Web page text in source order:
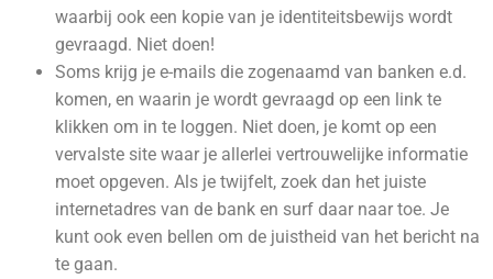
waarbij ook een kopie van je identiteitsbewijs wordt
gevraagd. Niet doen!
Soms krijg je e-mails die zogenaamd van banken e.d.
komen, en waarin je wordt gevraagd op een link te
klikken om in te loggen. Niet doen, je komt op een
vervalste site waar je allerlei vertrouwelijke informatie
moet opgeven. Als je twijfelt, zoek dan het juiste
internetadres van de bank en surf daar naar toe. Je
kunt ook even bellen om de juistheid van het bericht na
te gaan.